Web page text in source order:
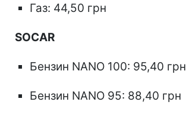
Газ: 44,50 грн
SOCAR
Бензин NANO 100: 95,40 грн
Бензин NANO 95: 88,40 грн